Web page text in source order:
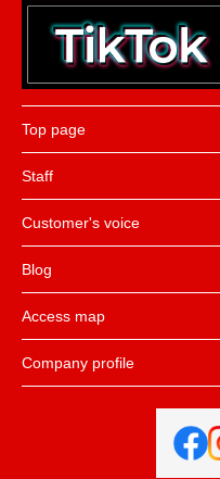
Top page
Staff
Customer's voice
Blog
Access map
Company profile